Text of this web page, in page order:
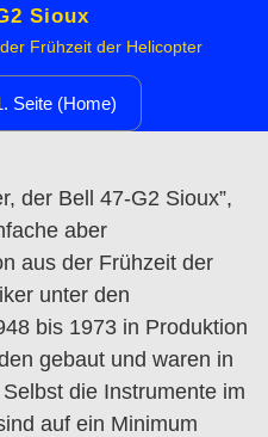
Sioux
Frühzeit der Helicopter
Seite (Home)
der Bell 47-G2 Sioux”,
aber
aus der Frühzeit der
unter den
bis 1973 in Produktion
gebaut und waren in
die Instrumente im
auf ein Minimum